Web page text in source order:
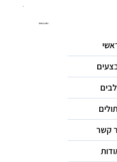
ניווט באתר
קשר